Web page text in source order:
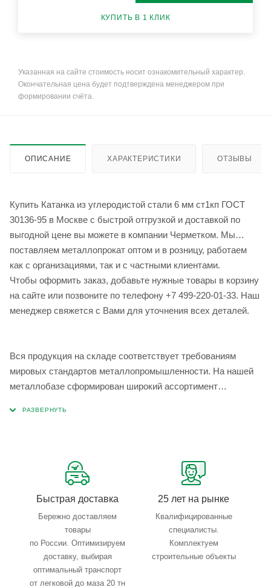
КУПИТЬ В 1 КЛИК
Указанная на сайте стоимость носит ознакомительный характер.
Окончательная цена будет подтверждена менеджером при
формировании счёта.
ОПИСАНИЕ ХАРАКТЕРИСТИКИ ОТЗЫВЫ
Купить Катанка из углеродистой стали 6 мм ст1кп ГОСТ
30136-95 в Москве с быстрой отгрузкой и доставкой по
выгодной цене вы можете в компании Черметком. Мы
поставляем металлопрокат оптом и в розницу, работаем
как с организациями, так и с частными клиентами.
Чтобы оформить заказ, добавьте нужные товары в корзину
на сайте или позвоните по телефону +7 499-220-01-33. Наш
менеджер свяжется с Вами для уточнения всех деталей.
Вся продукция на складе соответствует требованиям
мировых стандартов металлопромышленности. На нашей
металлобазе сформирован широкий ассортимент
Быстрая доставка
Бережно доставляем
товары
по России. Оптимизируем
доставку, выбирая
оптимальный транспорт
от легковой до маза 20 тн
25 лет на рынке
Квалифицированные
специалисты.
Комплектуем
строительные объекты